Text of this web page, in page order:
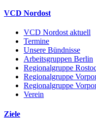
VCD Nordost
VCD Nordost aktuell
Termine
Unsere Bündnisse
Arbeitsgruppen Berlin
Regionalgruppe
Regionalgruppe
Regionalgruppe
Verein
Ziele